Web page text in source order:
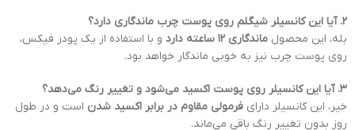
۲. آیا این کانسیلر شیگلم روی پوست چرب ماندگاری دارد؟
بله، این محصول ماندگاری ۱۲ ساعته دارد
و با استفاده از یک پودر فیکس،
روی پوست چرب نیز به خوبی ماندگار خواهد بود.
۳. آیا این کانسیلر روی پوست اکسید می‌شود و تغییر رنگ می‌دهد؟
خیر، این کانسیلر دارای فرمولی مقاوم در برابر اکسید شدن است و در طول
روز بدون تغییر رنگ باقی می‌ماند.